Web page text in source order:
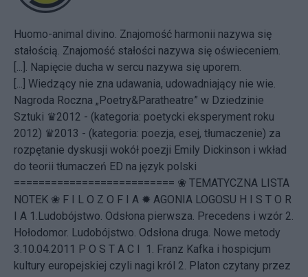
Huomo-animal divino. Znajomość harmonii nazywa się
stałością. Znajomość stałości nazywa się oświeceniem.
[...]. Napięcie ducha w sercu nazywa się uporem.
[...] Wiedzący nie zna udawania, udowadniający nie wie.
Nagroda Roczna „Poetry&Paratheatre” w Dziedzinie
Sztuki ♛2012 - (kategoria: poetycki eksperyment roku
2012) ♛2013 - (kategoria: poezja, esej, tłumaczenie) za
rozpętanie dyskusji wokół poezji Emily Dickinson i wkład
do teorii tłumaczeń ED na język polski
========================== ❀ TEMATYCZNA LISTA
NOTEK ❀ F I L O Z O F I A ✹ AGONIA LOGOSU H I S T O R
I A 1.Ludobójstwo. Odsłona pierwsza. Precedens i wzór 2.
Hołodomor. Ludobójstwo. Odsłona druga. Nowe metody
3.10.04.2011 P O S T A C I 1. Franz Kafka i hospicjum
kultury europejskiej czyli nagi król 2. Platon czytany przez